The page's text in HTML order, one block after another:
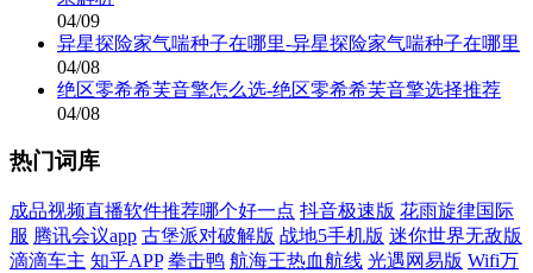
04/09
异星探险家气喘种子在哪里-异星探险家气喘种子在哪里
04/08
绝区零希希芙音擎怎么选-绝区零希希芙音擎选择推荐
04/08
热门词库
成品视频直播软件推荐哪个好一点 抖音极速版 花雨旋律国际
服 腾讯会议app 古堡派对破解版 战地5手机版 迷你世界无敌版
滴滴车主 知乎APP 拳击鸭 航海王热血航线 光遇网易版 Wifi万